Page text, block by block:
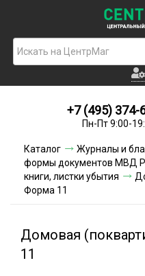
+7 (495) 374-
Пн-Пт 9:00-
Каталог Журналы и
формы документов МВД
книги, листки убытия
Форма 11
Домовая
11